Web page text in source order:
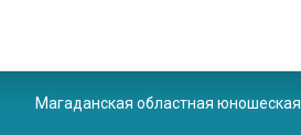
Магаданская областная